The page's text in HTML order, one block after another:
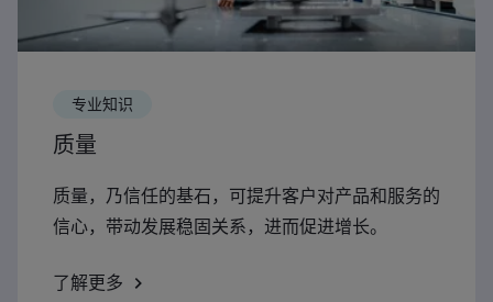
专业知识
质量
质量，乃信任的基石，可提升客户对产品和服务的
信心，带动发展稳固关系，进而促进增长。
了解更多